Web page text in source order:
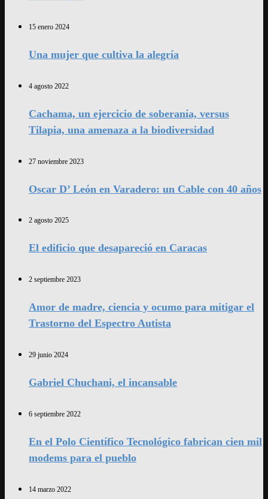
15 enero 2024
Una mujer que cultiva la alegría
4 agosto 2022
Cachama, un ejercicio de soberanía, versus
Tilapia, una amenaza a la biodiversidad
27 noviembre 2023
Oscar D’ León en Varadero: un Cable con 40 años
2 agosto 2025
El edificio que desapareció en Caracas
2 septiembre 2023
Amor de madre, ciencia y ocumo para mitigar el
Trastorno del Espectro Autista
29 junio 2024
Gabriel Chuchani, el incansable
6 septiembre 2022
En el Polo Científico Tecnológico fabrican cien mil
modems para el pueblo
14 marzo 2022